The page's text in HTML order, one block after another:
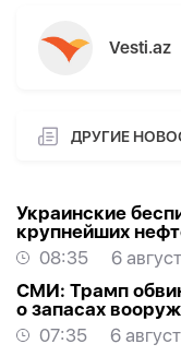
Vesti.az
ДРУГИЕ
Украинские
крупнейших
России в
08:35
6
СМИ: Трамп
о запасах
07:35
6